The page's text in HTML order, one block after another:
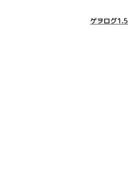
ゲヲログ1.5